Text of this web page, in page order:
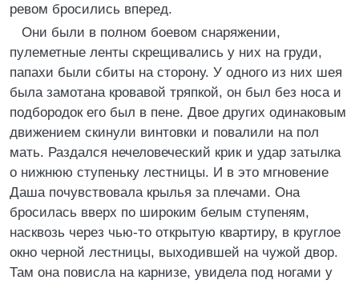
ревом бросились вперед.
Они были в полном боевом снаряжении,
пулеметные ленты скрещивались у них на груди,
папахи были сбиты на сторону. У одного из них шея
была замотана кровавой тряпкой, он был без носа и
подбородок его был в пене. Двое других одинаковым
движением скинули винтовки и повалили на пол
мать. Раздался нечеловеческий крик и удар затылка
о нижнюю ступеньку лестницы. И в это мгновение
Даша почувствовала крылья за плечами. Она
бросилась вверх по широким белым ступеням,
насквозь через чью-то открытую квартиру, в круглое
окно черной лестницы, выходившей на чужой двор.
Там она повисла на карнизе, увидела под ногами у